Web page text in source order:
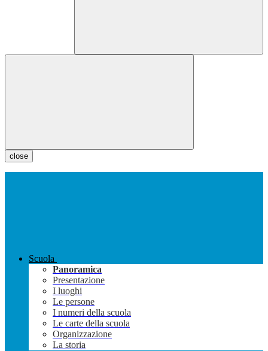
close
Scuola
Panoramica
Presentazione
I luoghi
Le persone
I numeri della scuola
Le carte della scuola
Organizzazione
La storia